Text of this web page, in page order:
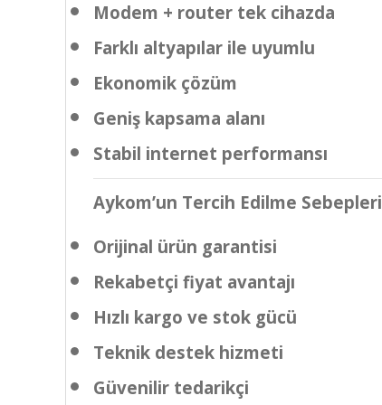
Modem + router tek cihazda
Farklı altyapılar ile uyumlu
Ekonomik çözüm
Geniş kapsama alanı
Stabil internet performansı
Aykom’un Tercih Edilme Sebepleri
Orijinal ürün garantisi
Rekabetçi fiyat avantajı
Hızlı kargo ve stok gücü
Teknik destek hizmeti
Güvenilir tedarikçi